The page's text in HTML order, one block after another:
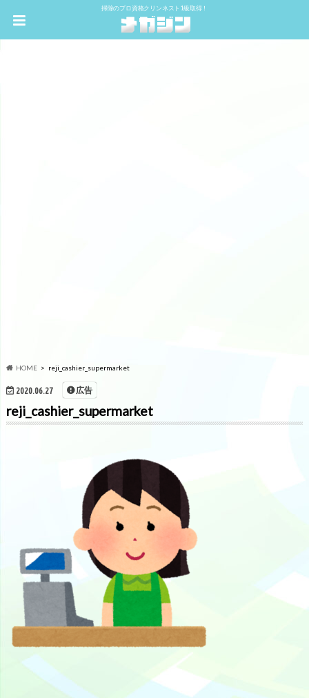
掃除のプロ資格クリンネスト1級取得！
HOME reji_cashier_supermarket
2020.06.27 広告
reji_cashier_supermarket